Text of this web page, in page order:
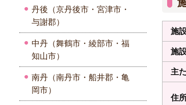
施
施
主
住
丹後（京丹後市・宮津市・
与謝郡）
中丹（舞鶴市・綾部市・福
知山市）
南丹（南丹市・船井郡・亀
岡市）